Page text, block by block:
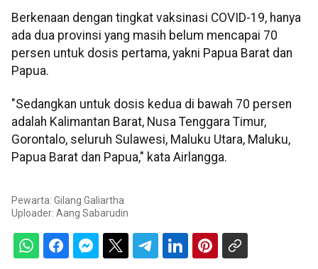
Berkenaan dengan tingkat vaksinasi COVID-19, hanya
ada dua provinsi yang masih belum mencapai 70
persen untuk dosis pertama, yakni Papua Barat dan
Papua.
"Sedangkan untuk dosis kedua di bawah 70 persen
adalah Kalimantan Barat, Nusa Tenggara Timur,
Gorontalo, seluruh Sulawesi, Maluku Utara, Maluku,
Papua Barat dan Papua," kata Airlangga.
Pewarta: Gilang Galiartha
Uploader: Aang Sabarudin